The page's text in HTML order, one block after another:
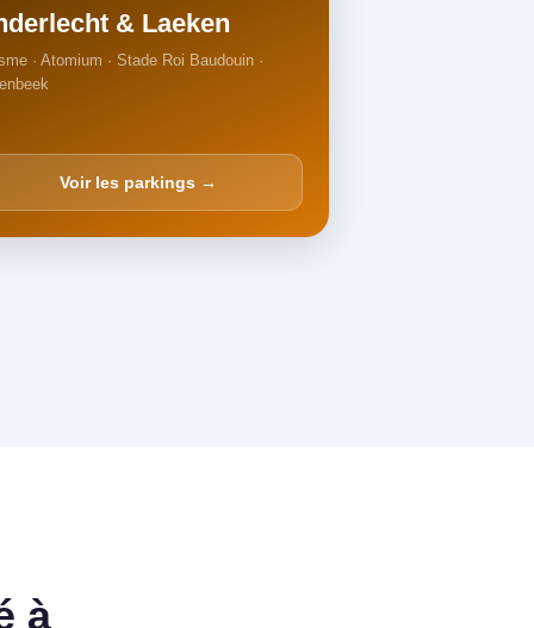
& Laeken
· Atomium · Stade Roi Baudouin ·
Voir les parkings →
à